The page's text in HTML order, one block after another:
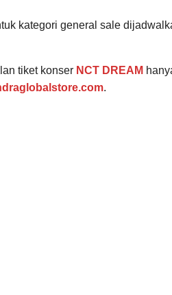
kategori general sale
tiket konser NCT DREAM
.